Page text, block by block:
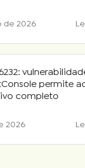
de 2026
permite
completo
2026